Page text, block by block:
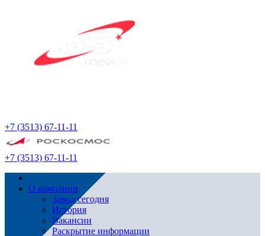
+7 (3513) 67-11-11
+7 (3513) 67-11-11
О компании
Завод сегодня
История
Вакансии
Раскрытие информации